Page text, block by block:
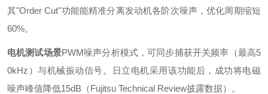
其"Order Cut"功能能精准分离发动机各阶次噪声，优化周期缩短
60%。
电机测试场景PWM噪声分析模式，可同步捕获开关频率（最高5
0kHz）与机械振动信号。日立电机采用该功能后，成功将电磁
噪声峰值降低15dB（Fujitsu Technical Review披露数据）。